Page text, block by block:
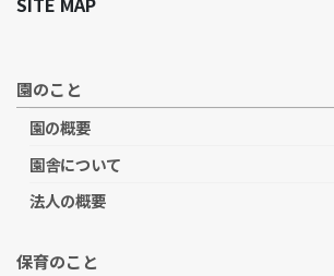
園のこと
園の概要
園舎について
法人の概要
保育のこと